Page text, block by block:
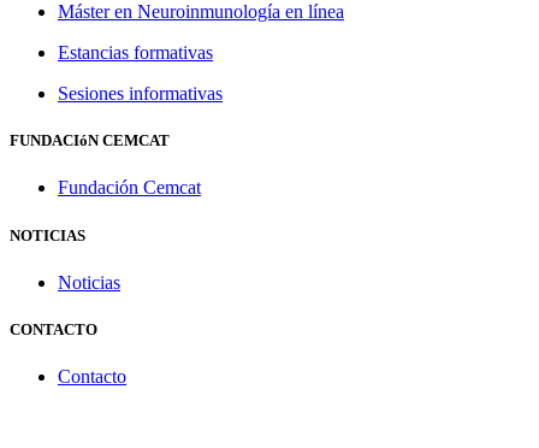
Máster en Neuroinmunología en línea
Estancias formativas
Sesiones informativas
FUNDACIóN CEMCAT
Fundación Cemcat
NOTICIAS
Noticias
CONTACTO
Contacto